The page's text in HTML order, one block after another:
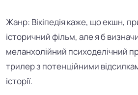
Жанр: Вікіпедія каже, що екшн,
історичний фільм, але я б
меланхолійний психоделічний
трилер з потенційними
історії.